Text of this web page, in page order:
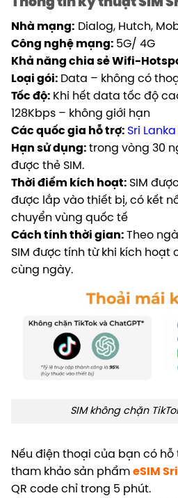
Thông tin kỹ thuật SIM
Nhà mạng: Dialog, Hutch,
Công nghệ mạng: 5G/ 4G
Khả năng chia sẻ Wifi-
Loại gói: Data – không có
Tốc độ: Khi hết data tốc độ
128Kbps – không giới hạn
Các quốc gia hỗ trợ: Sri Lanka
Hạn sử dụng: trong vòng 30
được thẻ SIM.
Thời điểm kích hoạt: SIM
được lắp vào thiết bị, có kết
chuyển vùng quốc tế
Cách tính thời gian: Theo
SIM được tính từ khi kích hoạt
cùng ngày.
SIM không chặn
Nếu điện thoại của bạn có hỗ
tham khảo sản phẩm eSIM
QR code chỉ trong 5 phút.